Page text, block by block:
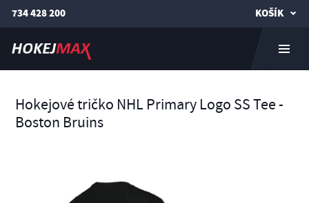
734 428 200 KOŠÍK
Hokejové tričko NHL Primary Logo SS Tee -
Boston Bruins